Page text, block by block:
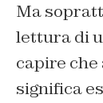
Ma
lettura di
capire che
significa